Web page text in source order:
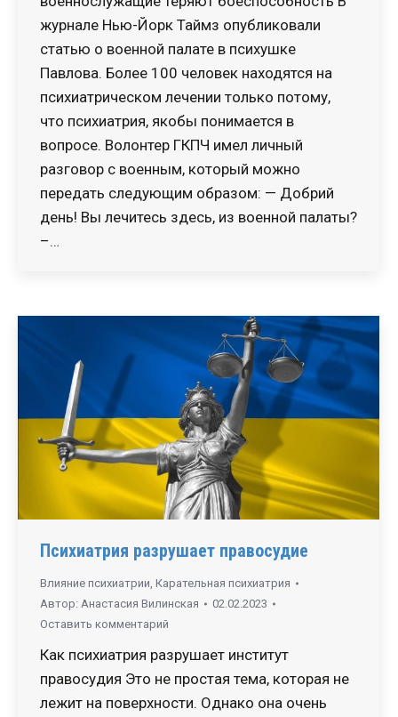
журнале Нью-Йорк Таймз опубликовали
статью о военной палате в психушке
Павлова. Более 100 человек находятся на
психиатрическом лечении только потому,
что психиатрия, якобы понимается в
вопросе. Волонтер ГКПЧ имел личный
разговор с военным, который можно
передать следующим образом: — Добрий
день! Вы лечитесь здесь, из военной палаты?
–…
Психиатрия разрушает правосудие
Влияние психиатрии, Карательная психиатрия
Автор: Анастасия Вилинская
02.02.2023
Оставить комментарий
Как психиатрия разрушает институт
правосудия Это не простая тема, которая не
лежит на поверхности. Однако она очень